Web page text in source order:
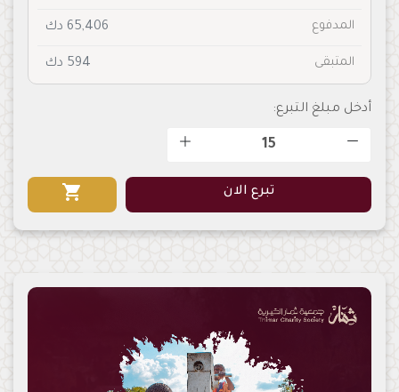
المدفوع 65,406 دك
المتبقى 594 دك
أدخل مبلغ التبرع:
تبرع الان shopping_cart